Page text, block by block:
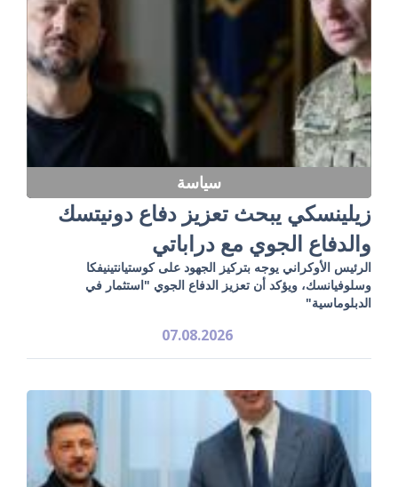
سياسة
زيلينسكي يبحث تعزيز دفاع دونيتسك
والدفاع الجوي مع دراباتي
الرئيس الأوكراني يوجه بتركيز الجهود على كوستيانتينيفكا
وسلوفيانسك، ويؤكد أن تعزيز الدفاع الجوي "استثمار في
الدبلوماسية"
07.08.2026